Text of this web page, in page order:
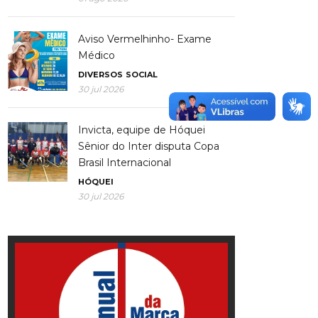
Aviso Vermelhinho- Exame
Médico
DIVERSOS SOCIAL
30 jul 2026
Invicta, equipe de Hóquei
Sênior do Inter disputa Copa
Brasil Internacional
HÓQUEI
30 jul 2026